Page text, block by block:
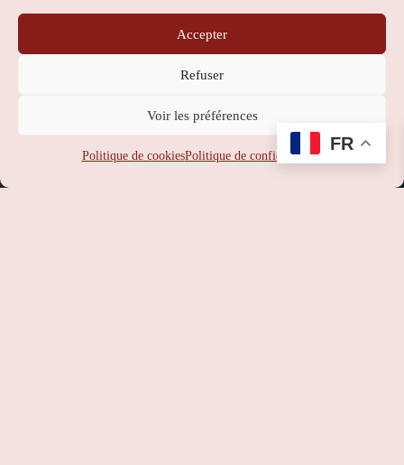
Accepter
Refuser
Voir les préférences
Politique de cookiesPolitique de confidentialité
Contact
service-client@nipponstation.fr
FR